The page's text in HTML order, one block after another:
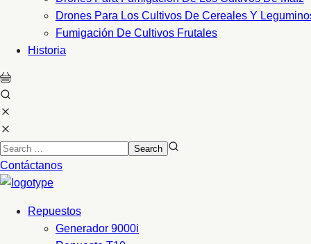
Drones Para Los Cultivos De Cereales Y
Fumigación De Cultivos Frutales
Historia
Contáctanos
Repuestos
Generador 9000i